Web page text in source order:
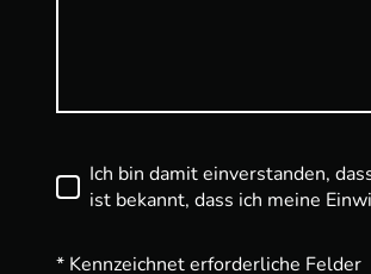
Ich bin damit einverstanden,
ist bekannt, dass ich meine
* Kennzeichnet erforderliche Felder